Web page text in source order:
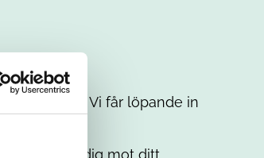
inte. Vi får löpande in
matchar vi dig mot ditt